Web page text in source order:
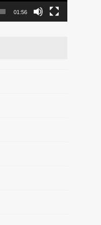
01:56